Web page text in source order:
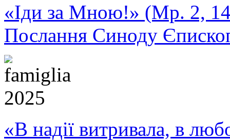
«Іди за Мною!» (Мр. 2,
Послання Синоду
«В надії витривала, в